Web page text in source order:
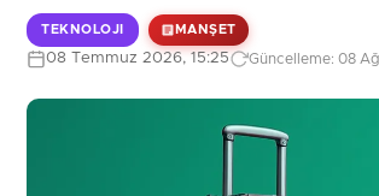
TEKNOLOJI MANŞET
08 Temmuz 2026, 15:25 Güncelleme: 08